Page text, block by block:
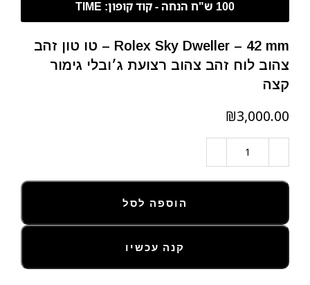
Rolex Sky Dweller – 42 mm – טו טון זהב
צהוב לוח זהב צהוב רצועת ג׳ובלי גימור
קצה
₪
הוספה לסל
קנה עכשיו